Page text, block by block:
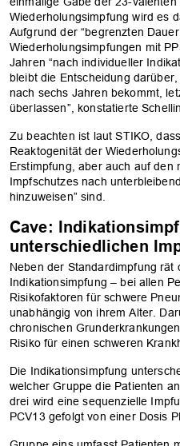
Wiederholungsimpfung wird es
Aufgrund der “begrenzten
Wiederholungsimpfungen mit
Jahren “nach individueller
bleibt die Entscheidung
nach sechs Jahren bekommt,
überlassen”, konstatierte
Zu beachten ist laut STIKO,
Reaktogenität der
Erstimpfung, aber auch auf den
Impfschutzes nach
hinzuweisen” sind.
Cave:
unterschiedlichen
Neben der Standardimpfung rät
Indikationsimpfung – bei allen
Risikofaktoren für schwere
unabhängig von ihrem Alter.
chronischen
Risiko für einen schweren
Die Indikationsimpfung
welcher Gruppe die Patienten
drei wird eine sequenzielle
PCV13 gefolgt von einer Dosis